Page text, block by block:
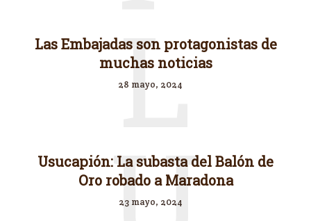
Las Embajadas son protagonistas de
muchas noticias
28 mayo, 2024
L
Usucapión: La subasta del Balón de
Oro robado a Maradona
23 mayo, 2024